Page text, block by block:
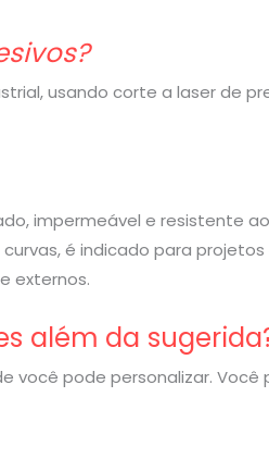
usando corte a laser de
impermeável e resistente
é indicado para
externos.
além da
você pode personalizar.